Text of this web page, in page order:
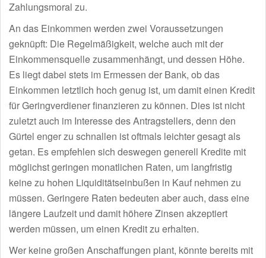
Zahlungsmoral zu.
An das Einkommen werden zwei Voraussetzungen
geknüpft: Die Regelmäßigkeit, welche auch mit der
Einkommensquelle zusammenhängt, und dessen Höhe.
Es liegt dabei stets im Ermessen der Bank, ob das
Einkommen letztlich hoch genug ist, um damit einen Kredit
für Geringverdiener finanzieren zu können. Dies ist nicht
zuletzt auch im Interesse des Antragstellers, denn den
Gürtel enger zu schnallen ist oftmals leichter gesagt als
getan. Es empfehlen sich deswegen generell Kredite mit
möglichst geringen monatlichen Raten, um langfristig
keine zu hohen Liquiditätseinbußen in Kauf nehmen zu
müssen. Geringere Raten bedeuten aber auch, dass eine
längere Laufzeit und damit höhere Zinsen akzeptiert
werden müssen, um einen Kredit zu erhalten.
Wer keine großen Anschaffungen plant, könnte bereits mit